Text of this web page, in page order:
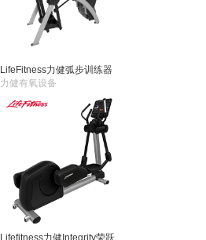
LifeFitness力健弧步训练器
力健有氧设备